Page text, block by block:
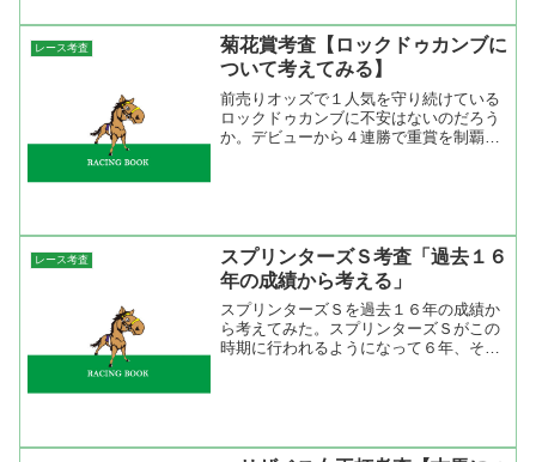
レース考査
菊花賞考査【ロックドゥカンブに
ついて考えてみる】
前売りオッズで１人気を守り続けている
ロックドゥカンブに不安はないのだろう
か。デビューから４連勝で重賞を制覇す
レース考査
スプリンターズＳ考査「過去１６
年の成績から考える」
スプリンターズＳを過去１６年の成績か
ら考えてみた。スプリンターズＳがこの
時期に行われるようになって６年、それ